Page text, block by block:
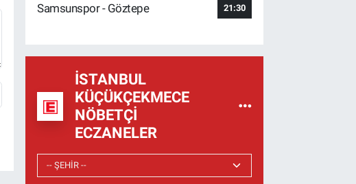
Samsunspor - Göztepe
21:30
İSTANBUL
KÜÇÜKÇEKMECE
NÖBETÇI
ECZANELER